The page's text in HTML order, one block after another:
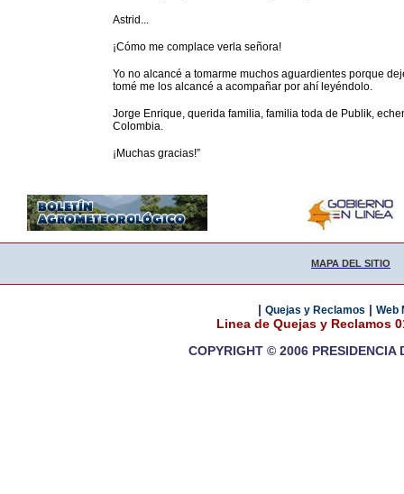
Astrid...
¡Cómo me complace verla señora!
Yo no alcancé a tomarme muchos aguardientes porque
tomé me los alcancé a acompañar por ahí leyéndolo.
Jorge Enrique, querida familia, familia toda de Publik,
Colombia.
¡Muchas gracias!”
MAPA DEL SITIO
| Quejas y Reclamos | Web
Linea de Quejas y Reclamos
COPYRIGHT © 2006 PRESIDENCIA